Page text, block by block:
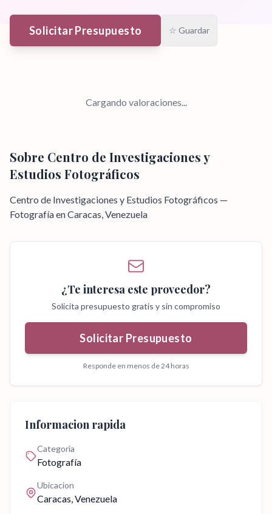
Solicitar Presupuesto ☆ Guardar
Cargando valoraciones...
Sobre Centro de Investigaciones y
Estudios Fotográficos
Centro de Investigaciones y Estudios Fotográficos —
Fotografía en Caracas, Venezuela
¿Te interesa este proveedor?
Solicita presupuesto gratis y sin compromiso
Solicitar Presupuesto
Responde en menos de 24 horas
Informacion rapida
Categoria
Fotografía
Ubicacion
Caracas, Venezuela